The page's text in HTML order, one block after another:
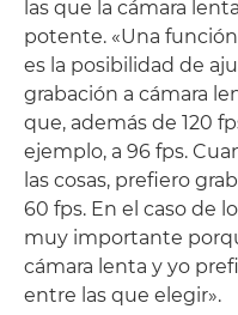
las que la cámara
potente. «Una
es la posibilidad de
grabación a cámara
que, además de 120
ejemplo, a 96 fps.
las cosas, prefiero
60 fps. En el caso de
muy importante
cámara lenta y yo
entre las que elegir».